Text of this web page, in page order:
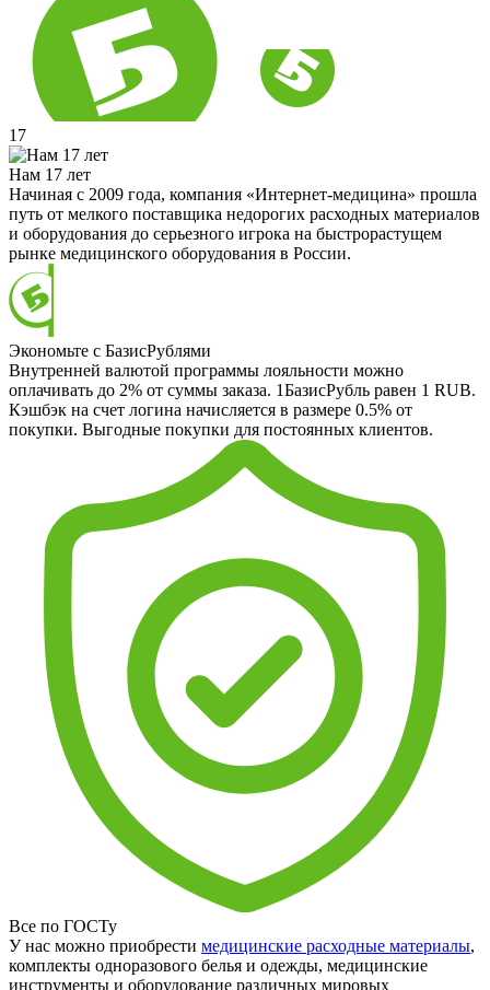
17
Нам 17 лет
Начиная с 2009 года, компания «Интернет-медицина» прошла
путь от мелкого поставщика недорогих расходных материалов
и оборудования до серьезного игрока на быстрорастущем
рынке медицинского оборудования в России.
Экономьте с БазисРублями
Внутренней валютой программы лояльности можно
оплачивать до 2% от суммы заказа. 1БазисРубль равен 1 RUB.
Кэшбэк на счет логина начисляется в размере 0.5% от
покупки. Выгодные покупки для постоянных клиентов.
Все по ГОСТу
У нас можно приобрести медицинские расходные материалы,
комплекты одноразового белья и одежды, медицинские
инструменты и оборудование различных мировых